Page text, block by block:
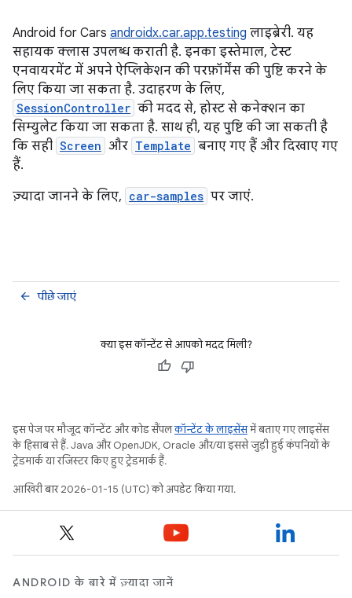
Android for Cars androidx.car.app.testing लाइब्रेरी. यह
सहायक क्लास उपलब्ध कराती है. इनका इस्तेमाल, टेस्ट
एनवायरमेंट में अपने ऐप्लिकेशन की परफ़ॉर्मेंस की पुष्टि करने के
लिए किया जा सकता है. उदाहरण के लिए,
SessionController की मदद से, होस्ट से कनेक्शन का
सिम्युलेट किया जा सकता है. साथ ही, यह पुष्टि की जा सकती है
कि सही Screen और Template बनाए गए हैं और दिखाए गए
हैं.
ज़्यादा जानने के लिए, car-samples पर जाएं.
पीछे जाएं
arrow_back
क्या इस कॉन्टेंट से आपको मदद मिली?
इस पेज पर मौजूद कॉन्टेंट और कोड सैंपलकॉन्टेंट के लाइसेंसमें बताए गए लाइसेंस
के हिसाब से हैं. Java और OpenJDK, Oracle और/या इससे जुड़ी हुई कंपनियों के
ट्रेडमार्क या रजिस्टर किए हुए ट्रेडमार्क हैं.
आखिरी बार 2026-01-15 (UTC) को अपडेट किया गया.
ANDROID के बारे में ज़्यादा जानें